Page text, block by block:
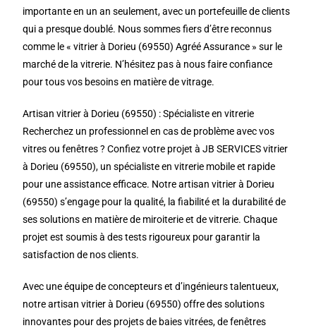
importante en un an seulement, avec un portefeuille de clients
qui a presque doublé. Nous sommes fiers d’être reconnus
comme le « vitrier à Dorieu (69550) Agréé Assurance » sur le
marché de la vitrerie. N’hésitez pas à nous faire confiance
pour tous vos besoins en matière de vitrage.
Artisan vitrier à Dorieu (69550) : Spécialiste en vitrerie
Recherchez un professionnel en cas de problème avec vos
vitres ou fenêtres ? Confiez votre projet à JB SERVICES vitrier
à Dorieu (69550), un spécialiste en vitrerie mobile et rapide
pour une assistance efficace. Notre artisan vitrier à Dorieu
(69550) s’engage pour la qualité, la fiabilité et la durabilité de
ses solutions en matière de miroiterie et de vitrerie. Chaque
projet est soumis à des tests rigoureux pour garantir la
satisfaction de nos clients.
Avec une équipe de concepteurs et d’ingénieurs talentueux,
notre artisan vitrier à Dorieu (69550) offre des solutions
innovantes pour des projets de baies vitrées, de fenêtres